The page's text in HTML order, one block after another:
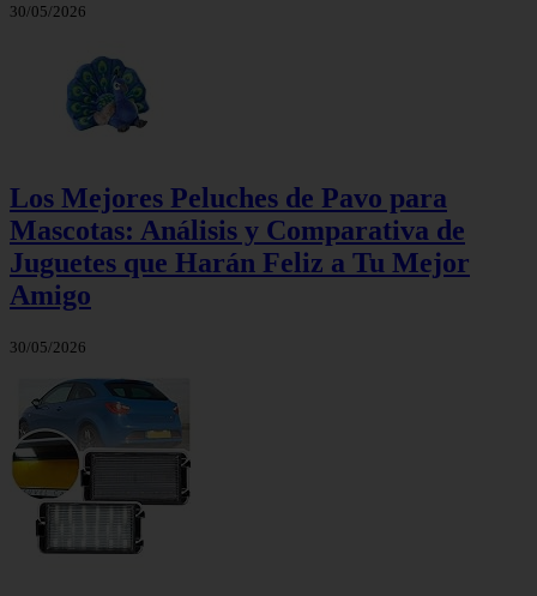
30/05/2026
Los Mejores Peluches de Pavo para
Mascotas: Análisis y Comparativa de
Juguetes que Harán Feliz a Tu Mejor
Amigo
30/05/2026